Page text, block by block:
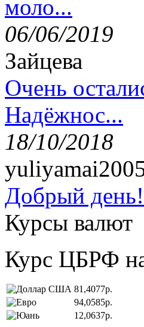
моло...
06/06/2019
Зайцева
Очень
Надёжнос...
18/10/2018
Добрый день!
Курсы валют
Курс ЦБРФ
81,4077р.
94,0585р.
12,0637р.